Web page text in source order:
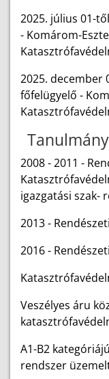
2025. július 01-
- Komárom-
2025. december
főfelügyelő -
2008 - 2011 -
igazgatási szak-
2013 -
2016 -
Veszélyes áru
A1-B2
rendszer